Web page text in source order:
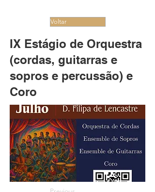
Voltar
IX Estágio de Orquestra
(cordas, guitarras e
sopros e percussão) e
Coro